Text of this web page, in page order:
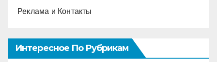
Реклама и Контакты
Интересное По Рубрикам